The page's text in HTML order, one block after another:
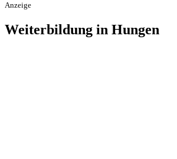
Anzeige
Weiterbildung in Hungen